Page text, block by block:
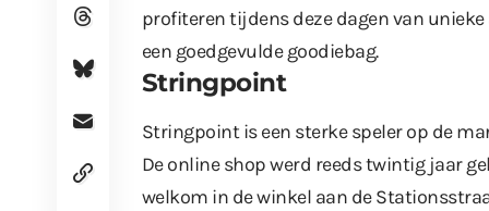
profiteren tijdens deze dagen van
een goedgevulde goodiebag.
Stringpoint
Stringpoint is een sterke speler op de
De online shop werd reeds twintig jaar
welkom in de winkel aan de